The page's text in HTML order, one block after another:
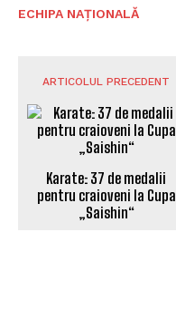
ECHIPA NAȚIONALĂ
ARTICOLUL PRECEDENT
Karate: 37 de medalii
pentru craioveni la Cupa
„Saishin“